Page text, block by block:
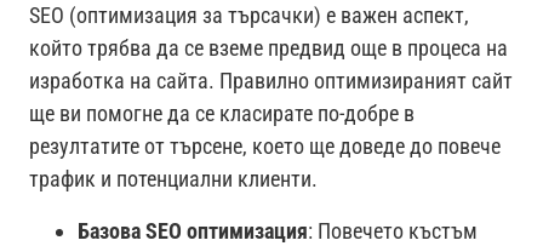
SEO (оптимизация за търсачки) е важен аспект,
който трябва да се вземе предвид още в процеса на
изработка на сайта. Правилно оптимизираният сайт
ще ви помогне да се класирате по-добре в
резултатите от търсене, което ще доведе до повече
трафик и потенциални клиенти.
Базова SEO оптимизация: Повечето къстъм